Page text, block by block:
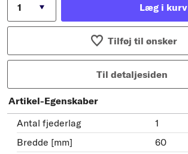
Læg i kurv
Tilføj til ønsker
Til detaljesiden
Artikel-Egenskaber
Antal fjederlag
1
Bredde [mm]
60